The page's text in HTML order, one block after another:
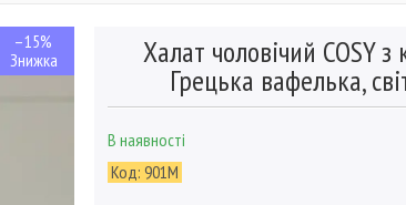
–15% Халат чоловічий COSY
Грецька вафелька,
В наявності
Код: 901M